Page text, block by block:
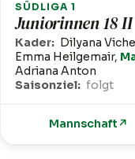
SÜDLIGA 1
Juniorinnen 18 II
Kader: Dilyana
Emma Heilgemair,
Adriana Anton
Saisonziel: folgt
Mannschaft ↗